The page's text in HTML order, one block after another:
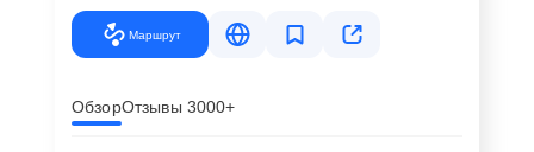
Маршрут
ОбзорОтзывы 3000+